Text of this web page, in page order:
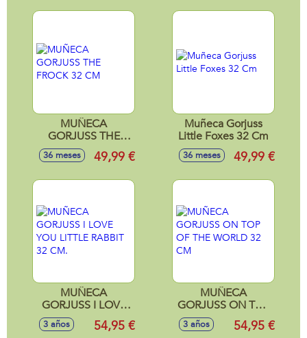
MUÑECA
GORJUSS THE
FROCK 32 CM
36 meses 49,99 €
Muñeca Gorjuss
Little Foxes 32 Cm
36 meses 49,99 €
MUÑECA
GORJUSS I LOVE
YOU LITTLE
RABBIT 32 CM.
3 años 54,95 €
MUÑECA
GORJUSS ON TOP
OF THE WORLD 32
3 años 54,95 €